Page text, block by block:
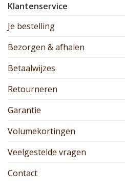
Klantenservice
Je bestelling
Bezorgen & afhalen
Betaalwijzes
Retourneren
Garantie
Volumekortingen
Veelgestelde vragen
Contact